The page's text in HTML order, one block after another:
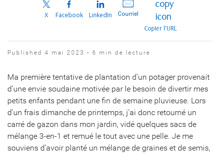
X Facebook LinkedIn Courriel
Copier l’URL
Published 4 mai 2023 • 6 min de lecture
Ma première tentative de plantation d’un potager provenait
d’une envie soudaine motivée par le besoin de divertir mes
petits enfants pendant une fin de semaine pluvieuse. Lors
d’un frais dimanche de printemps, j’ai donc retourné un
carré de gazon dans mon jardin, vidé quelques sacs de
mélange 3-en-1 et remué le tout avec une pelle. Je me
souviens d’avoir planté un mélange de graines et de semis,